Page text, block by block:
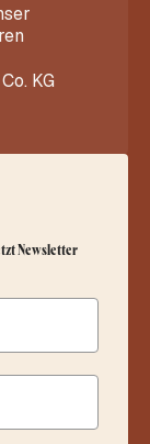
KG
Newsletter